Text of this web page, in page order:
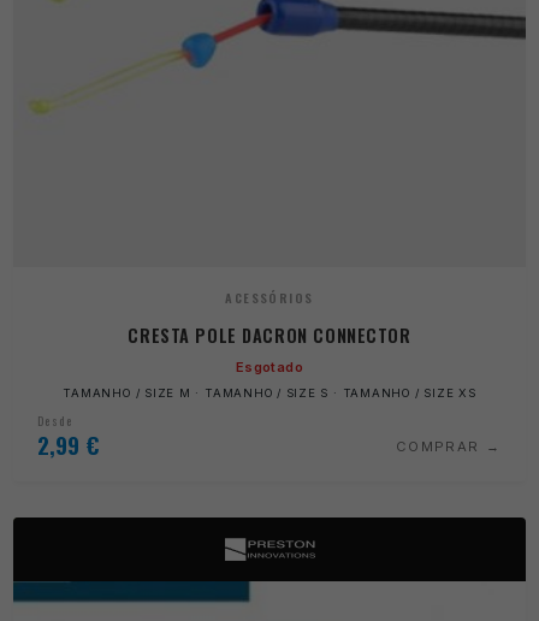
ACESSÓRIOS
CRESTA POLE DACRON CONNECTOR
Esgotado
TAMANHO / SIZE M · TAMANHO / SIZE S · TAMANHO / SIZE XS
Desde
2,99 € COMPRAR